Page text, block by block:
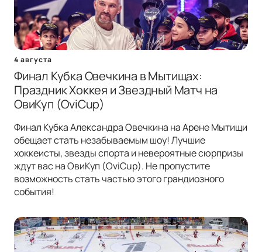
4 августа
Финал Кубка Овечкина в Мытищах:
Праздник Хоккея и Звездный Матч на
ОвиКуп (OviCup)
Финал Кубка Александра Овечкина на Арене Мытищи
обещает стать незабываемым шоу! Лучшие
хоккеисты, звезды спорта и невероятные сюрпризы
ждут вас на ОвиКуп (OviCup). Не пропустите
возможность стать частью этого грандиозного
события!